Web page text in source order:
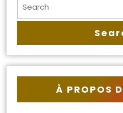
À PROPOS